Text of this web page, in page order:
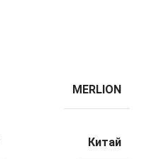
MERLION
Китай